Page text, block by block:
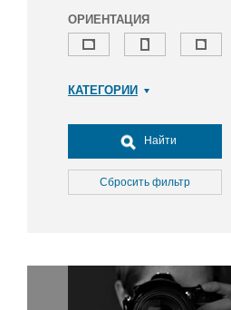
ОРИЕНТАЦИЯ
КАТЕГОРИИ
Досуг, туризм и отдых
Культура
Медицина
Окружающая среда
Политика
Найти
Сбросить фильтр